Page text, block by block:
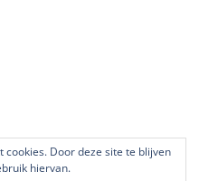
cookies. Door deze site te blijven
hiervan.